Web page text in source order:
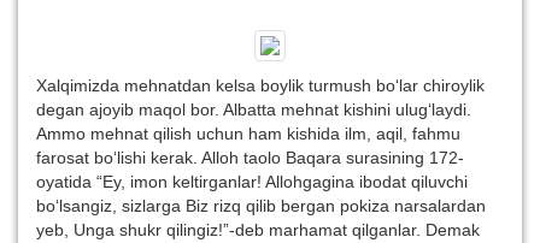
Xalqimizda mehnatdan kelsa boylik turmush bo‘lar chiroylik
degan ajoyib maqol bor. Albatta mehnat kishini ulug‘laydi.
Ammo mehnat qilish uchun ham kishida ilm, aqil, fahmu
farosat bo‘lishi kerak. Alloh taolo Baqara surasining 172-
oyatida “Ey, imon keltirganlar! Allohgagina ibodat qiluvchi
bo‘lsangiz, sizlarga Biz rizq qilib bergan pokiza narsalardan
yeb, Unga shukr qilingiz!”-deb marhamat qilganlar. Demak